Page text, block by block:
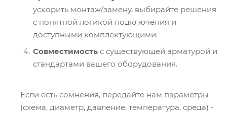
ускорить монтаж/замену, выбирайте решения
с понятной логикой подключения и
доступными комплектующими.
Совместимость с существующей арматурой и
стандартами вашего оборудования.
Если есть сомнения, передайте нам параметры
(схема, диаметр, давление, температура, среда) -